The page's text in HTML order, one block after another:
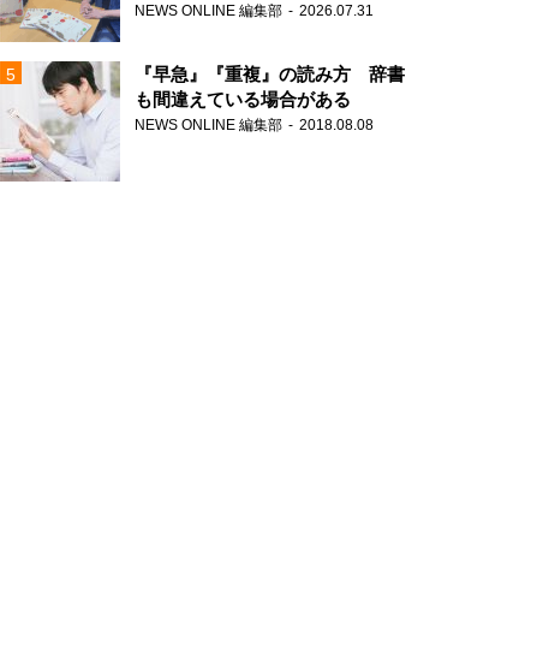
NEWS ONLINE 編集部 2026.07.31
『早急』『重複』の読み方 辞書
も間違えている場合がある
NEWS ONLINE 編集部 2018.08.08